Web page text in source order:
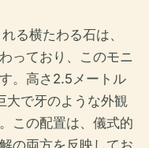
る横たわる石は、
っており、このモニ
。高さ2.5メートル
大で牙のような外観
この配置は、儀式的